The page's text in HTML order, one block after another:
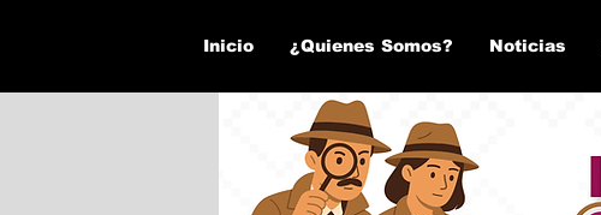
Inicio ¿Quienes Somos? Noticias